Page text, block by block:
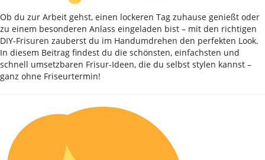
Ob du zur Arbeit gehst, einen lockeren Tag zuhause genießt oder
zu einem besonderen Anlass eingeladen bist – mit den richtigen
DIY-Frisuren zauberst du im Handumdrehen den perfekten Look.
In diesem Beitrag findest du die schönsten, einfachsten und
schnell umsetzbaren Frisur-Ideen, die du selbst stylen kannst –
ganz ohne Friseurtermin!